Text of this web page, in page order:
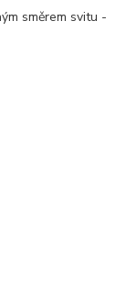
směrem svitu -